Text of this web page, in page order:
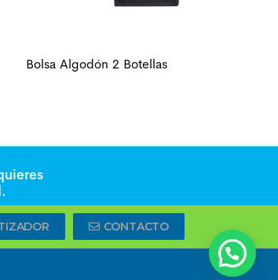
Bolsa Algodón 2 Botellas
CONTACTO